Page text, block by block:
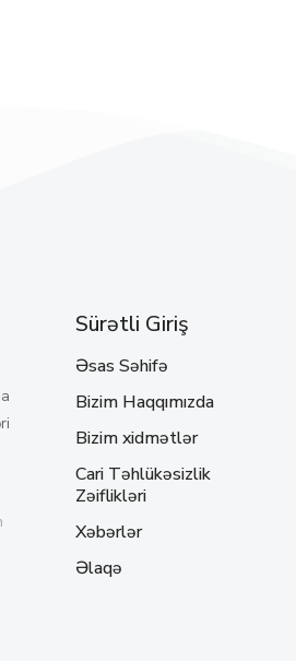
Sürətli Giriş
Əsas Səhifə
Bizim Haqqımızda
Bizim xidmətlər
Cari Təhlükəsizlik
Zəiflikləri
Xəbərlər
Əlaqə